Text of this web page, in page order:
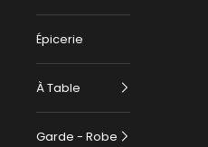
Épicerie
À Table
Garde - Robe